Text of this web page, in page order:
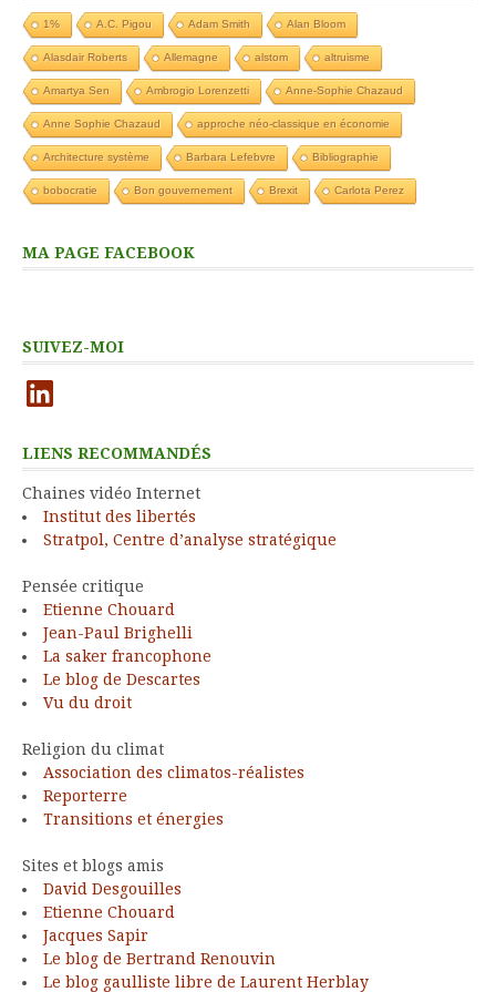
1% A.C. Pigou Adam Smith Alan Bloom
Alasdair Roberts Allemagne alstom altruisme
Amartya Sen Ambrogio Lorenzetti Anne-Sophie Chazaud
Anne Sophie Chazaud approche néo-classique en économie
Architecture système Barbara Lefebvre Bibliographie
bobocratie Bon gouvernement Brexit Carlota Perez
MA PAGE FACEBOOK
SUIVEZ-MOI
LinkedIn
LIENS RECOMMANDÉS
Chaines vidéo Internet
Institut des libertés
Stratpol, Centre d’analyse stratégique
Pensée critique
Etienne Chouard
Jean-Paul Brighelli
La saker francophone
Le blog de Descartes
Vu du droit
Religion du climat
Association des climatos-réalistes
Reporterre
Transitions et énergies
Sites et blogs amis
David Desgouilles
Etienne Chouard
Jacques Sapir
Le blog de Bertrand Renouvin
Le blog gaulliste libre de Laurent Herblay